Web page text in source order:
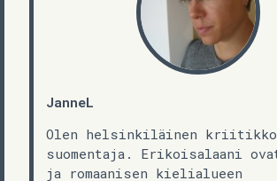
JanneL
Olen helsinkiläinen
suomentaja. Erikoisalaani
ja romaanisen kielialueen